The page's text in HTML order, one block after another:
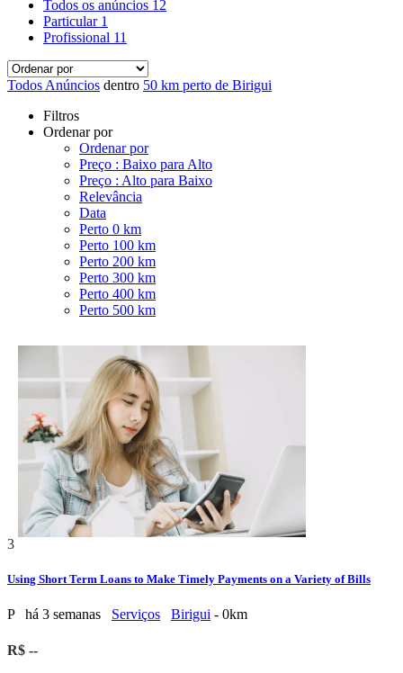
Todos os anúncios 12
Particular 1
Profissional 11
Todos Anúncios dentro 50 km perto de Birigui
Filtros
Ordenar por
Ordenar por
Preço : Baixo para Alto
Preço : Alto para Baixo
Relevância
Data
Perto 0 km
Perto 100 km
Perto 200 km
Perto 300 km
Perto 400 km
Perto 500 km
3
Using Short Term Loans to Make Timely Payments on a Variety of Bills
P há 3 semanas Serviços Birigui - 0km
R$ --